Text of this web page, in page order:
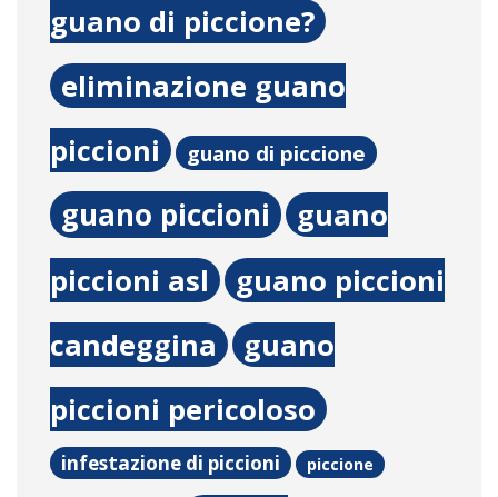
guano di piccione?
eliminazione guano
piccioni
guano di piccione
guano piccioni
guano
piccioni asl
guano piccioni
candeggina
guano
piccioni pericoloso
infestazione di piccioni piccione